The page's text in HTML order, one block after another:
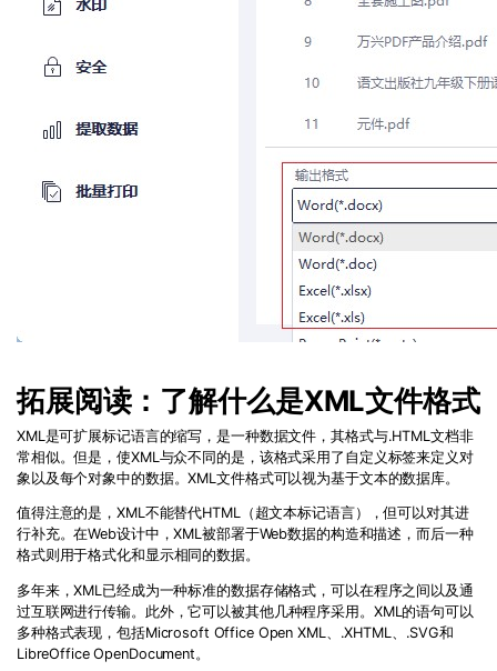
拓展阅读：了解什么是XML文件格式
XML是可扩展标记语言的缩写，是一种数据文件，其格式与.HTML文档非
常相似。但是，使XML与众不同的是，该格式采用了自定义标签来定义对
象以及每个对象中的数据。XML文件格式可以视为基于文本的数据库。
值得注意的是，XML不能替代HTML（超文本标记语言），但可以对其进
行补充。在Web设计中，XML被部署于Web数据的构造和描述，而后一种
格式则用于格式化和显示相同的数据。
多年来，XML已经成为一种标准的数据存储格式，可以在程序之间以及通
过互联网进行传输。此外，它可以被其他几种程序采用。XML的语句可以
多种格式表现，包括Microsoft Office Open XML、.XHTML、.SVG和
LibreOffice OpenDocument。